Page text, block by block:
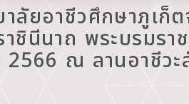
ยอาชีวศึกษาภูเก็
ชินีนาถ พระบรมร
ณ ลานอาชีว